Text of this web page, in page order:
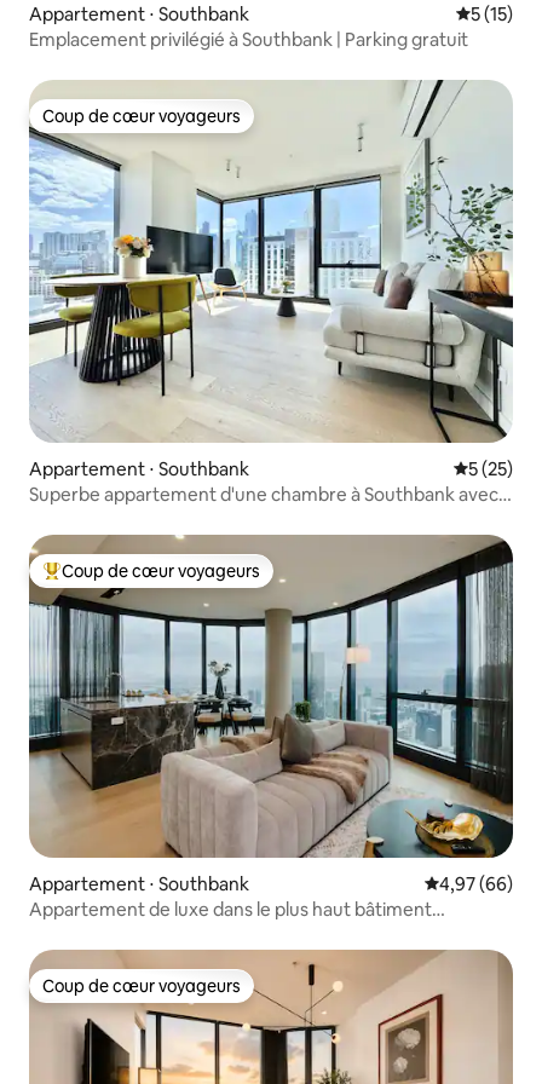
Appartement ⋅ Southbank
5 (15)
Emplacement privilégié à Southbank | Parking gratuit
Coup de cœur voyageurs
Coup de cœur voyageurs
Appartement ⋅ Southbank
5 (25)
Superbe appartement d'une chambre à Southbank avec
Coups de cœur voyageurs les plus appréciés
Coup de cœur voyageurs
Appartement ⋅ Southbank Évaluation
4,97 (66)
Appartement de luxe dans le plus haut bâtiment
Coup de cœur voyageurs
Coup de cœur voyageurs